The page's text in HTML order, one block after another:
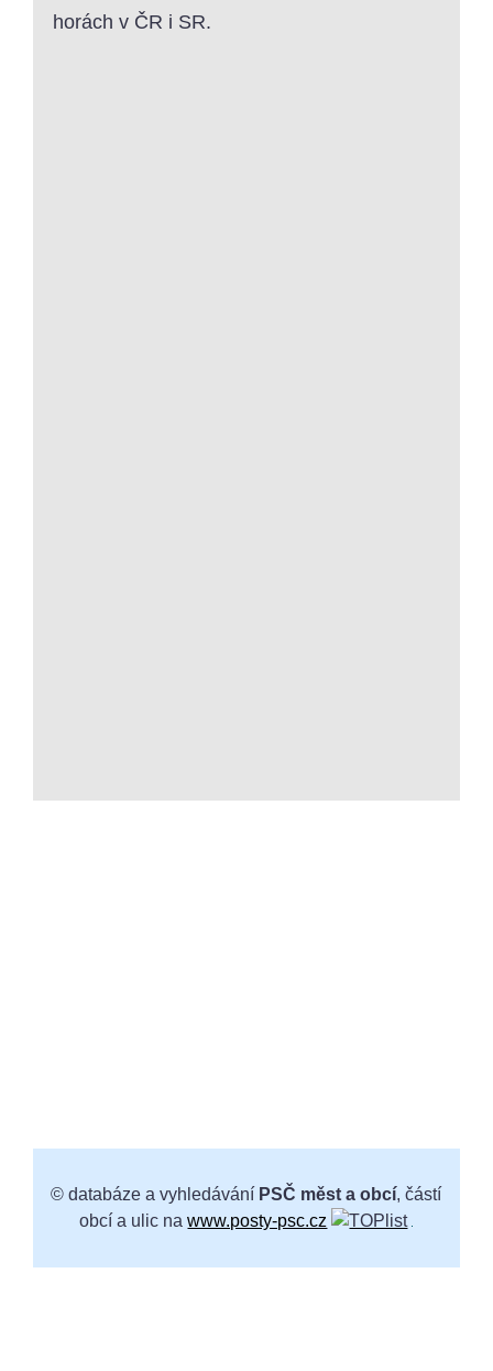
horách v ČR i SR.
© databáze a vyhledávání PSČ měst a obcí, částí
obcí a ulic nawww.posty-psc.cz